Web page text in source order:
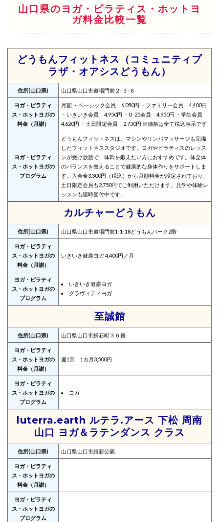
山口県のヨガ・ピラティス・ホットヨ
ガ料金比較一覧
どうもんフィットネス（コミュニティプ
ラザ・オアシスどうもん）
住所(山口県) 山口県山口市道場門前２-３-６
ヨガ・ピラティ
ス・ホットヨガの
料金（月謝）
月額 ・ベーシック会員 6,050円 ・ファミリー会員 4,400円
・いきいき会員 4,950円 ・U-25会員 4,950円 ・学生会員
4,620円 ・土日限定会員 2,750円 ※価格は全て税込表示です
ヨガ・ピラティ
ス・ホットヨガの
プログラム
どうもんフィットネスは、マシンやリンパマッサージも完備
したフィットネススタジオです。ヨガやピラティスのレッス
ンが受け放題で、体幹を鍛えたい方におすすめです。体全体
のバランスを整えることで健康的な身体作りをサポートしま
す。入会金3,300円（税込）から月額料金が設定されており、
土日限定会員も2,750円でご利用いただけます。見学や体験レ
ッスンも随時受付中です。
カルチャーどうもん
住所(山口県) 山口県山口市道場門前1-1-18どうもんパーク2階
ヨガ・ピラティ
ス・ホットヨガの
料金（月謝）
いきいき健康ヨガ 4,400円／月
ヨガ・ピラティ
ス・ホットヨガの
プログラム
いきいき健康ヨガ
グラヴィティヨガ
至誠館
住所(山口県) 山口県山口市鰐石町３６番
ヨガ・ピラティ
ス・ホットヨガの
料金（月謝）
週1回 1カ月3,500円
ヨガ・ピラティ
ス・ホットヨガの
プログラム
ヨガ
luterra.earth ルテラ.アース 下松 周南
山口 ヨガ＆ラテンダンス クラス
住所(山口県) 山口県山口市維新公園
ヨガ・ピラティ
ス・ホットヨガの
料金（月謝）
ヨガ・ピラティ
ス・ホットヨガの
プログラム